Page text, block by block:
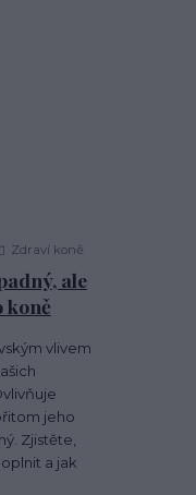
ale
koně
Zdraví koně
vlivem
jeho
Zjistěte,
a jak